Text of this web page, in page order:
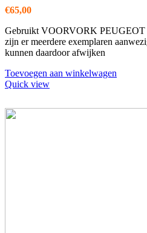
€65,00
Gebruikt VOORVORK
zijn er meerdere exemplaren
kunnen daardoor afwijken
Toevoegen aan winkelwagen
Quick view